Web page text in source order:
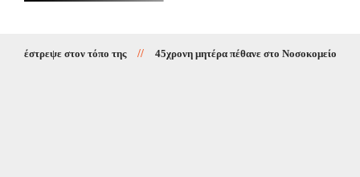
τόπο της // 45χρονη μητέρα πέθανε στο Νοσοκομείο Ιωαννίνων μετά